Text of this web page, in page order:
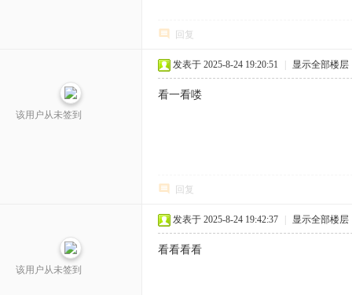
回复
该用户从未签到
发表于 2025-8-24 19:20:51 显示全部楼层
看一看喽
回复
该用户从未签到
发表于 2025-8-24 19:42:37 显示全部楼层
看看看看